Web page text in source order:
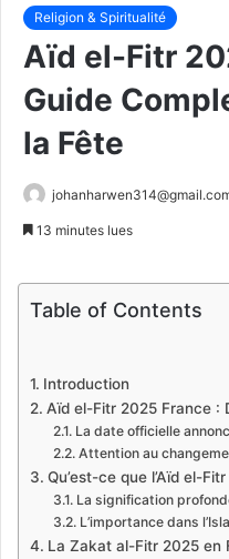
Religion & Spiritualité
Aïd el-Fitr
Guide
la Fête
13 minutes lues
Table of Contents
Introduction
Aïd el-Fitr 2025 France :
La date officielle
Attention au
Qu’est-ce que l’Aïd el-Fitr
La signification
L’importance dans
La Zakat al-Fitr 2025 en